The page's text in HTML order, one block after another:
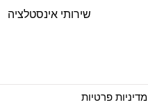
שירותי אינסטלציה
מדיניות פרטיות